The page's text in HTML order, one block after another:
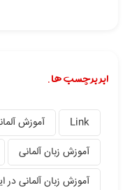
ابر برچسب ها.
Link
آموزش
آموزش زبان آلمانی
آموزش زبان آلمانی در